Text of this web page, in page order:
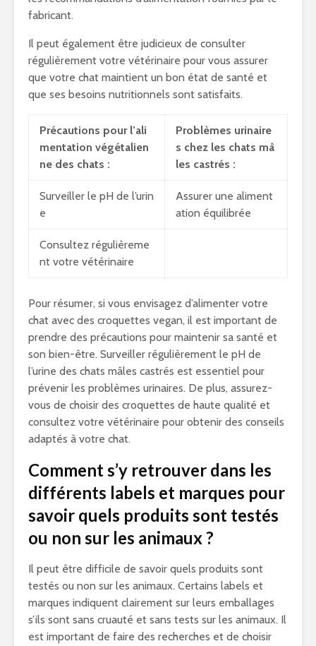
fabricant.
Il peut également être judicieux de consulter
régulièrement votre vétérinaire pour vous assurer
que votre chat maintient un bon état de santé et
que ses besoins nutritionnels sont satisfaits.
Précautions pour l’ali
mentation végétalien
ne des chats :
Problèmes urinaire
s chez les chats mâ
les castrés :
Surveiller le pH de l’urin
e
Assurer une aliment
ation équilibrée
Consultez régulièreme
nt votre vétérinaire
Pour résumer, si vous envisagez d’alimenter votre
chat avec des croquettes vegan, il est important de
prendre des précautions pour maintenir sa santé et
son bien-être. Surveiller régulièrement le pH de
l’urine des chats mâles castrés est essentiel pour
prévenir les problèmes urinaires. De plus, assurez-
vous de choisir des croquettes de haute qualité et
consultez votre vétérinaire pour obtenir des conseils
adaptés à votre chat.
Comment s’y retrouver dans les
différents labels et marques pour
savoir quels produits sont testés
ou non sur les animaux ?
Il peut être difficile de savoir quels produits sont
testés ou non sur les animaux. Certains labels et
marques indiquent clairement sur leurs emballages
s’ils sont sans cruauté et sans tests sur les animaux. Il
est important de faire des recherches et de choisir